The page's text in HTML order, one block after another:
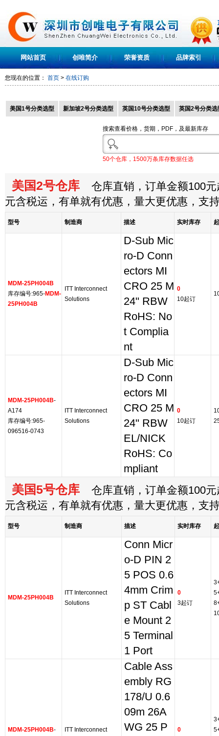
网站首页 创唯简介 荣誉资质 品牌索引
您现在的位置： 首页 > 在线订购
美国1号分类选型 新加坡2号分类选型 英国10号分类选型 英国2号分类选
搜索查看价格，货期，PDF，及最新库存
50个仓库，1500万条库存数据任选
美国2号仓库 仓库直销，订单金额100元
元含税运，有单就有优惠，量大更优惠，支
型号 制造商 描述 实时库存
MDM-25PH004B
库存编号:965-MDM-
25PH004B
ITT Interconnect
Solutions
D-Sub Mic
ro-D Conn
ectors MI
CRO 25 M
24" RBW
RoHS: No
t Complia
nt
0
10起订
MDM-25PH004B-
A174
库存编号:965-
096516-0743
ITT Interconnect
Solutions
D-Sub Mic
ro-D Conn
ectors MI
CRO 25 M
24" RBW
EL/NICK
RoHS: Co
mpliant
0
10起订
美国5号仓库 仓库直销，订单金额100元
元含税运，有单就有优惠，量大更优惠，支
型号 制造商 描述 实时库存
MDM-25PH004B
ITT Interconnect
Solutions
Conn Micr
o-D PIN 2
5 POS 0.6
4mm Crim
p ST Cabl
e Mount 2
5 Terminal
1 Port
0
3起订
MDM-25PH004B-
ITT Interconnect
Cable Ass
embly RG
178/U 0.6
09m 26A
WG 25 P
0